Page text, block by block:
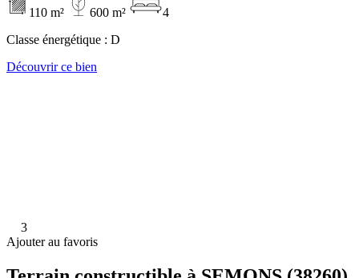
110 m² 600 m²
4
Classe énergétique : D
Découvrir ce bien
3
Ajouter au favoris